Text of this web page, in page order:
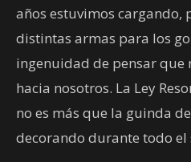
años estuvimos
distintas armas para los
ingenuidad de pensar que
hacia nosotros. La Ley
no es más que la guinda
decorando durante todo el